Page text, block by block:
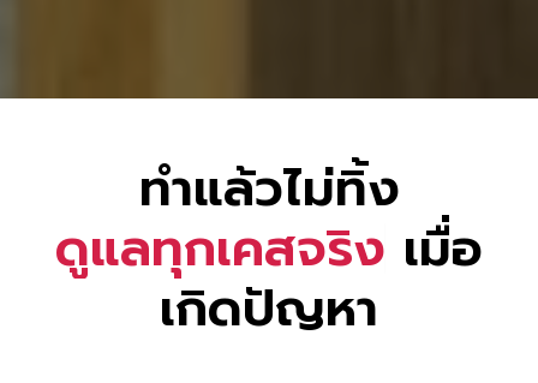
ทำแล้วไม่ทิ้ง
ดแลทกเคสจรง เมื่อ
เกิดปัญหา